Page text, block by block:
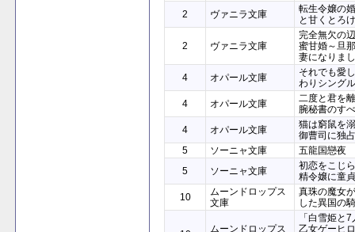
2
ヴァニラ文庫
転生令嬢の
と甘くとろ
2 ヴァニラ文庫
完全無欠の
蜜甘婚～旦
妻になりま
4
オパール文庫
それでも愛
わりシング
4
オパール文庫
二度と君を
腕秘書のす
4
オパール文庫
猫は窮鼠を
御曹司に独
5
ソーニャ文庫
五龍国戀夜
5
ソーニャ文庫
初恋をこじ
精令嬢に童
10
ムーンドロップス
文庫
真珠の魔女
した異国の
ムーンドロップス
「白雪姫と
乙女ゲーヒ